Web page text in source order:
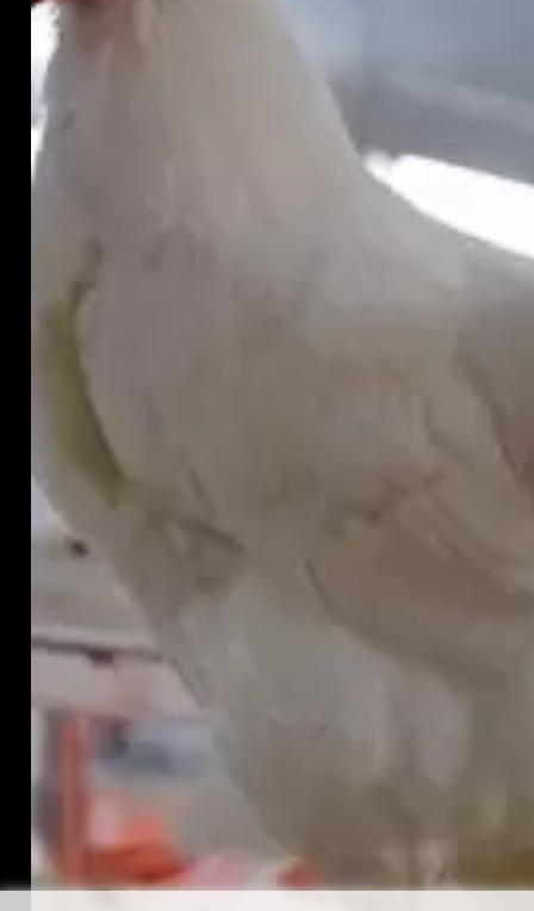
This website uses cookies to improve your experience.